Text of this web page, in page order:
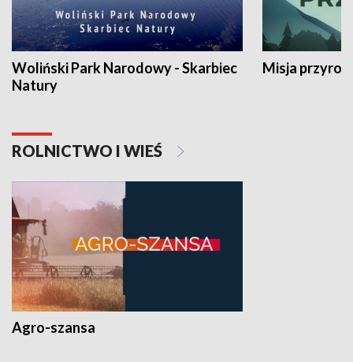
Woliński Park Narodowy - Skarbiec
Natury
Misja
ROLNICTWO I WIEŚ
Agro-szansa